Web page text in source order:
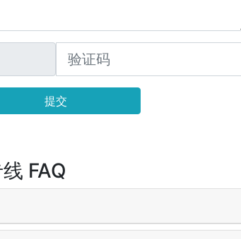
提交
FAQ